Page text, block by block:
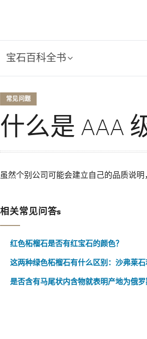
宝石百科全书
常见问题
什么是 AAA
虽然个别公司可能会建立自己的品质说
相关常见问答s
红色柘榴石是否有红宝石的颜色？
这两种绿色柘榴石有什么区别：沙弗莱石
是否含有马尾状内含物就表明产地为俄罗